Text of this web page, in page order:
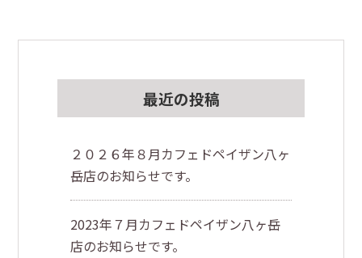
最近の投稿
２０２６年８月カフェドペイザン八ヶ
岳店のお知らせです。
2023年７月カフェドペイザン八ヶ岳
店のお知らせです。